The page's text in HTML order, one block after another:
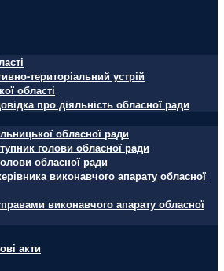
територіальний устрій
області
про діяльність обласної ради
обласної ради
голови обласної ради
обласної ради
виконавчого апарату обласної
виконавчого апарату обласної
акти